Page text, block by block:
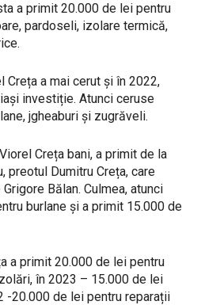
a primit 20.000 de lei pentru
pardoseli, izolare termică,
Creța a mai cerut și în 2022,
investiție. Atunci ceruse
jgheaburi și zugrăveli.
Creța bani, a primit de la
preotul Dumitru Creța, care
Bălan. Culmea, atunci
burlane și a primit 15.000 de
a primit 20.000 de lei pentru
în 2023 – 15.000 de lei
-20.000 de lei pentru reparații